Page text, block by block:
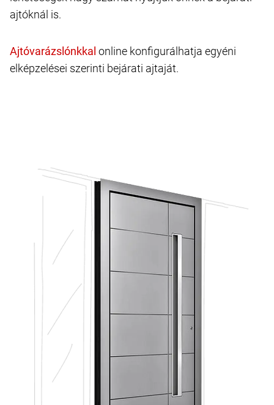
ajtóknál is.
online konfigurálhatja egyéni
elképzelései szerinti bejárati ajtaját.